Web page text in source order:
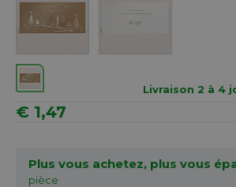
Livraison 2 à 4
€ 1,47
Plus vous achetez, plus vous
pièce